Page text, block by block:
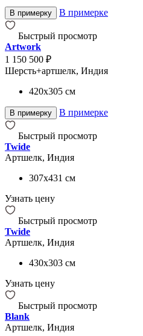
В примерку В примерке
Быстрый просмотр
Artwork
1 150 500 ₽
Шерсть+артшелк, Индия
420x305 см
В примерку В примерке
Быстрый просмотр
Twide
Артшелк, Индия
307x431 см
Узнать цену
Быстрый просмотр
Twide
Артшелк, Индия
430x303 см
Узнать цену
Быстрый просмотр
Blank
Артшелк, Индия